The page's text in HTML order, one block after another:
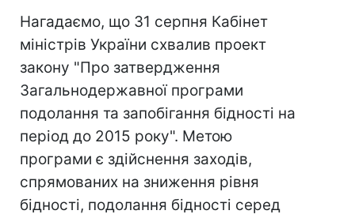
Нагадаємо, що 31 серпня Кабінет
міністрів України схвалив проект
закону "Про затвердження
Загальнодержавної програми
подолання та запобігання бідності на
період до 2015 року". Метою
програми є здійснення заходів,
спрямованих на зниження рівня
бідності, подолання бідності серед